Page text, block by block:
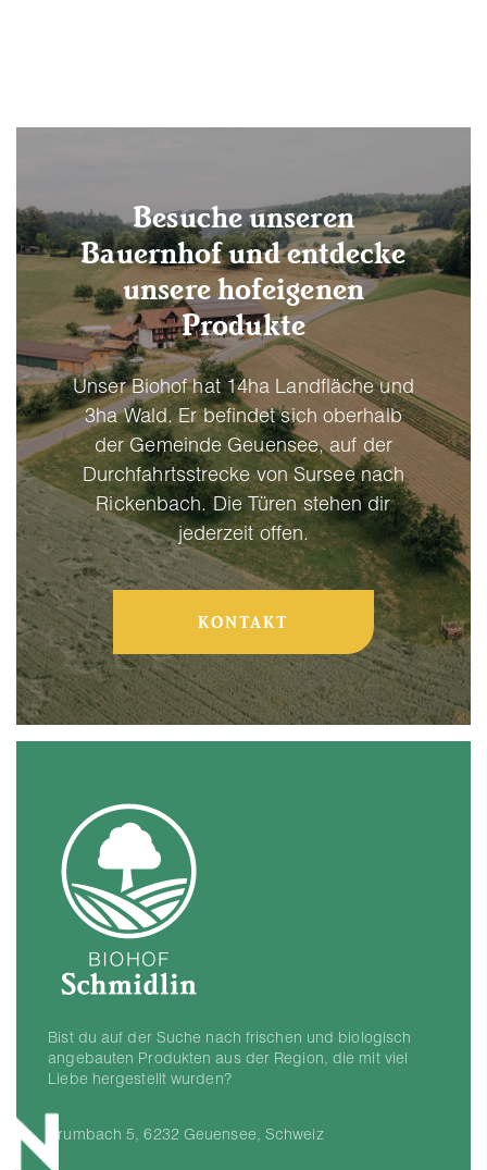
Besuche unseren
Bauernhof und entdecke
unsere hofeigenen
Produkte
Unser Biohof hat 14ha Landfläche und
3ha Wald. Er befindet sich oberhalb
der Gemeinde Geuensee, auf der
Durchfahrtsstrecke von Sursee nach
Rickenbach. Die Türen stehen dir
jederzeit offen.
KONTAKT
Bist du auf der Suche nach frischen und biologisch
angebauten Produkten aus der Region, die mit viel
Liebe hergestellt wurden?
Krumbach 5, 6232 Geuensee, Schweiz